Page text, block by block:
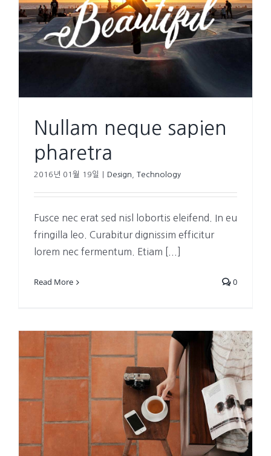
Nullam neque sapien
pharetra
2016년 01월 19일 Design Technology
Fusce nec erat sed nisl lobortis eleifend. In eu
fringilla leo. Curabitur dignissim efficitur
lorem nec fermentum. Etiam [...]
Read More 0